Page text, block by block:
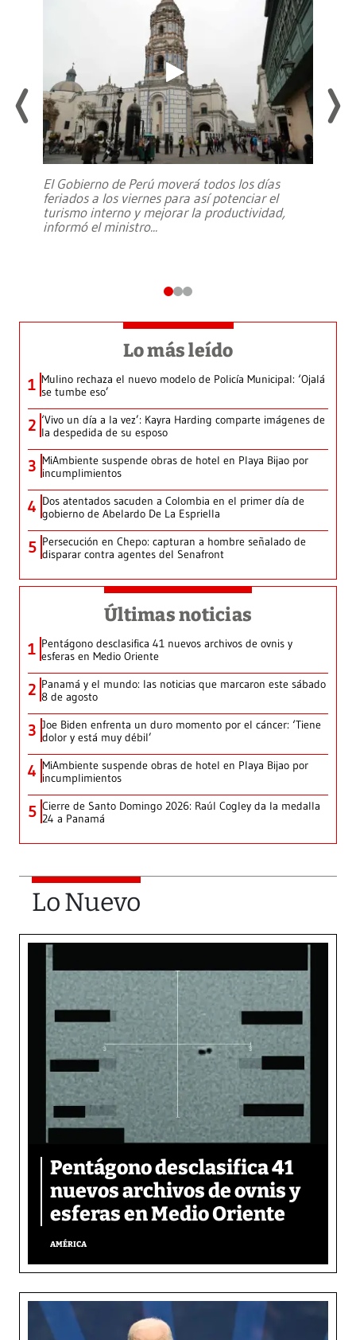
El Gobierno de Perú moverá todos los días
feriados a los viernes para así potenciar el
turismo interno y mejorar la productividad,
informó el ministro...
Lo más leído
1 Mulino rechaza el nuevo modelo de Policía Municipal: ‘Ojalá
se tumbe eso’
2 ‘Vivo un día a la vez’: Kayra Harding comparte imágenes de
la despedida de su esposo
3 MiAmbiente suspende obras de hotel en Playa Bijao por
incumplimientos
4 Dos atentados sacuden a Colombia en el primer día de
gobierno de Abelardo De La Espriella
5 Persecución en Chepo: capturan a hombre señalado de
disparar contra agentes del Senafront
Últimas noticias
1 Pentágono desclasifica 41 nuevos archivos de ovnis y
esferas en Medio Oriente
2 Panamá y el mundo: las noticias que marcaron este sábado
8 de agosto
3 Joe Biden enfrenta un duro momento por el cáncer: ‘Tiene
dolor y está muy débil’
4 MiAmbiente suspende obras de hotel en Playa Bijao por
incumplimientos
5 Cierre de Santo Domingo 2026: Raúl Cogley da la medalla
24 a Panamá
Lo Nuevo
Pentágono desclasifica 41
nuevos archivos de ovnis y
esferas en Medio Oriente
AMÉRICA